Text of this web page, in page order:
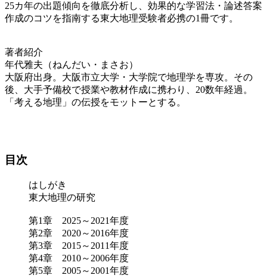
25カ年の出題傾向を徹底分析し、効果的な学習法・論述答案
作成のコツを指南する東大地理受験者必携の1冊です。
著者紹介
年代雅夫（ねんだい・まさお）
大阪府出身。大阪市立大学・大学院で地理学を専攻。その
後、大手予備校で授業や教材作成に携わり、20数年経過。
「考える地理」の伝授をモットーとする。
目次
はしがき
東大地理の研究
第1章 2025～2021年度
第2章 2020～2016年度
第3章 2015～2011年度
第4章 2010～2006年度
第5章 2005～2001年度